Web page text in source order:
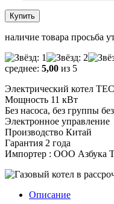
Купить
наличие товара просьба
среднее: 5,00 из 5
Электрический котел
Мощность 11 кВт
Без насоса, без группы
Электронное управление
Производство Китай
Гарантия 2 года
Импортер : ООО Азбука
Описание